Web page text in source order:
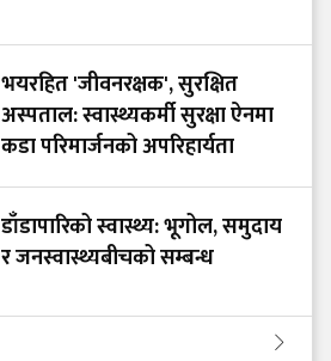
भयरहित 'जीवनरक्षक', सुरक्षित
अस्पताल: स्वास्थ्यकर्मी सुरक्षा ऐनमा
कडा परिमार्जनको अपरिहार्यता
डाँडापारिको स्वास्थ्य: भूगोल, समुदाय
र जनस्वास्थ्यबीचको सम्बन्ध